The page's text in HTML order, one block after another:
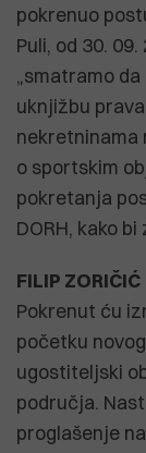
pokrenuo
Puli, od 30.
„smatramo
uknjižbu
nekretninama
o sportskim
pokretanja
DORH, kako
FILIP ZORIČIĆ
Pokrenut ću
početku
ugostiteljski
područja.
proglašenje